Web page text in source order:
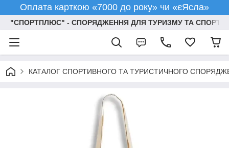
Оплата карткою «7000 до року» чи «єЯсла»
"СПОРТПЛЮС" - СПОРЯДЖЕННЯ ДЛЯ ТУРИЗМУ ТА СПОРТУ
КАТАЛОГ СПОРТИВНОГО ТА ТУРИСТИЧНОГО